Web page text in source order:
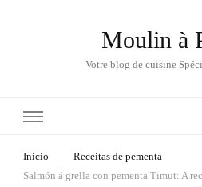
Moulin à
Votre blog de cuisine
Inicio
Receitas de pementa
Salmón á grella con pementa Timut: A